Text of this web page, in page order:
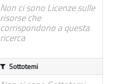
Non ci sono Licenze sulle
risorse che
corrispondono a questa
ricerca
Sottotemi